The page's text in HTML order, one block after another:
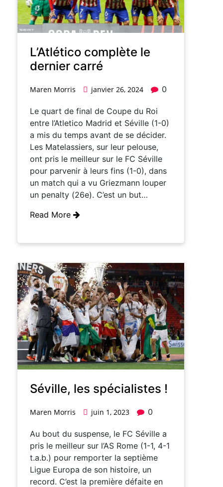
L’Atlético complète le
dernier carré
Maren Morris janvier 26, 2024 0
Le quart de final de Coupe du Roi
entre l’Atletico Madrid et Séville (1-0)
a mis du temps avant de se décider.
Les Matelassiers, sur leur pelouse,
ont pris le meilleur sur le FC Séville
pour parvenir à leurs fins (1-0), dans
un match qui a vu Griezmann louper
un penalty (26e). C’est un but…
Read More
Séville, les spécialistes !
Maren Morris juin 1, 2023 0
Au bout du suspense, le FC Séville a
pris le meilleur sur l’AS Rome (1-1, 4-1
t.a.b.) pour remporter la septième
Ligue Europa de son histoire, un
record. C’est la première défaite en